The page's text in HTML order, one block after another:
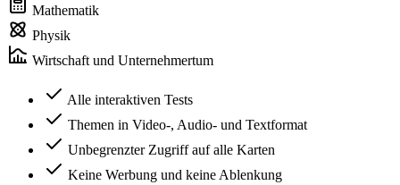
Mathematik
Physik
Wirtschaft und Unternehmertum
Alle interaktiven Tests
Themen in Video-, Audio- und Textformat
Unbegrenzter Zugriff auf alle Karten
Keine Werbung und keine Ablenkung